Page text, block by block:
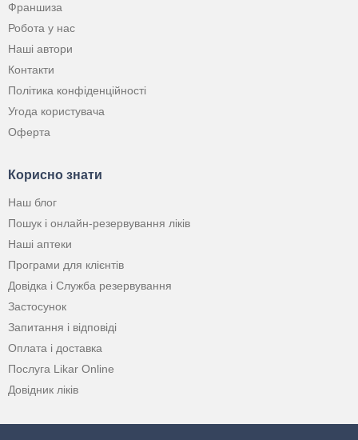
Франшиза
Робота у нас
Наші автори
Контакти
Політика конфіденційності
Угода користувача
Оферта
Корисно знати
Наш блог
Пошук і онлайн-резервування ліків
Наші аптеки
Програми для клієнтів
Довідка і Служба резервування
Застосунок
Запитання і відповіді
Оплата і доставка
Послуга Likar Online
Довідник ліків